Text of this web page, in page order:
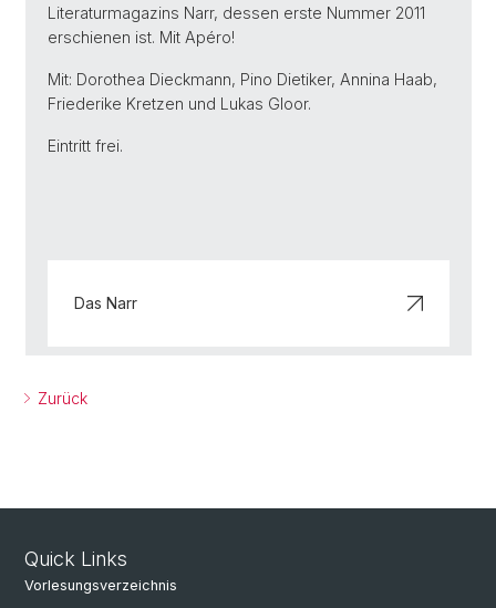
Literaturmagazins Narr, dessen erste Nummer 2011
erschienen ist. Mit Apéro!
Mit: Dorothea Dieckmann, Pino Dietiker, Annina Haab,
Friederike Kretzen und Lukas Gloor.
Eintritt frei.
Das Narr
Zurück
Quick Links
Vorlesungsverzeichnis